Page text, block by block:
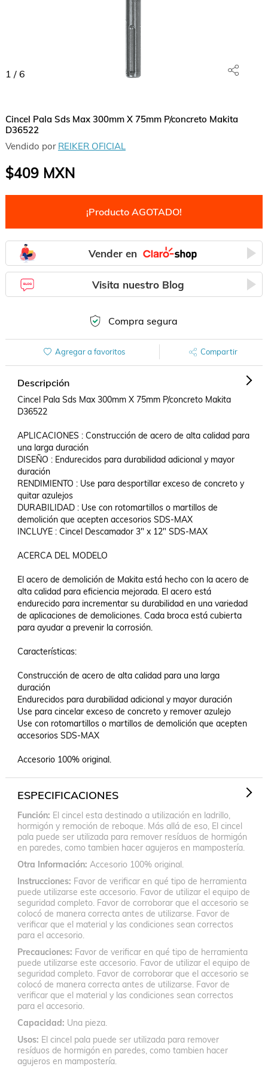
1 / 6
Cincel Pala Sds Max 300mm X 75mm P/concreto Makita
D36522
Vendido por REIKER OFICIAL
$409MXN
¡Producto AGOTADO!
Vender en
Visita nuestro Blog
Compra segura
Agregar a favoritos Compartir
Descripción
Cincel Pala Sds Max 300mm X 75mm P/concreto Makita
D36522
APLICACIONES : Construcción de acero de alta calidad para
una larga duración
DISEÑO : Endurecidos para durabilidad adicional y mayor
duración
RENDIMIENTO : Use para desportillar exceso de concreto y
quitar azulejos
DURABILIDAD : Use con rotomartillos o martillos de
demolición que acepten accesorios SDS-MAX
INCLUYE : Cincel Descamador 3" x 12" SDS-MAX
ACERCA DEL MODELO
El acero de demolición de Makita está hecho con la acero de
alta calidad para eficiencia mejorada. El acero está
endurecido para incrementar su durabilidad en una variedad
de aplicaciones de demoliciones. Cada broca está cubierta
para ayudar a prevenir la corrosión.
Características:
Construcción de acero de alta calidad para una larga
duración
Endurecidos para durabilidad adicional y mayor duración
Use para cincelar exceso de concreto y remover azulejo
Use con rotomartillos o martillos de demolición que acepten
accesorios SDS-MAX
Accesorio 100% original.
ESPECIFICACIONES
Función El cincel esta destinado a utilización en ladrillo,
hormigón y remoción de reboque. Más allá de eso, El cincel
pala puede ser utilizada para remover resíduos de hormigón
en paredes, como tambien hacer agujeros en mampostería.
Otra Información Accesorio 100% original.
Instrucciones Favor de verificar en qué tipo de herramienta
puede utilizarse este accesorio. Favor de utilizar el equipo de
seguridad completo. Favor de corroborar que el accesorio se
colocó de manera correcta antes de utilizarse. Favor de
verificar que el material y las condiciones sean correctos
para el accesorio.
Precauciones Favor de verificar en qué tipo de herramienta
puede utilizarse este accesorio. Favor de utilizar el equipo de
seguridad completo. Favor de corroborar que el accesorio se
colocó de manera correcta antes de utilizarse. Favor de
verificar que el material y las condiciones sean correctos
para el accesorio.
Capacidad Una pieza.
Usos El cincel pala puede ser utilizada para remover
resíduos de hormigón en paredes, como tambien hacer
agujeros en mampostería.